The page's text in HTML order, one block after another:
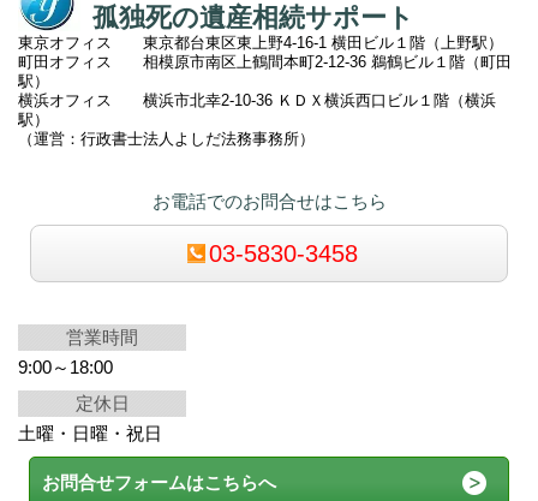
孤独死の遺産相続サポート
東京オフィス 東京都台東区東上野4-16-1 横田ビル１階（上野駅）
町田オフィス 相模原市南区上鶴間本町2-12-36 鵜鶴ビル１階（町田
駅）
横浜オフィス 横浜市北幸2-10-36 ＫＤＸ横浜西口ビル１階（横浜
駅）
（運営：行政書士法人よしだ法務事務所）
お電話でのお問合せはこちら
03-5830-3458
営業時間
9:00～18:00
定休日
土曜・日曜・祝日
お問合せフォームはこちらへ